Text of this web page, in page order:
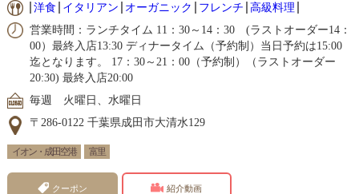
洋食 イタリアン オーガニック フレンチ 高級料理
営業時間：ランチタイム 11：30～14：30 (ラストオーダー14：
00）最終入店13:30 ディナータイム（予約制）当日予約は15:00
迄となります。 17：30～21：00（予約制）（ラストオーダー
20:30) 最終入店20:00
毎週 火曜日、水曜日
〒286-0122 千葉県成田市大清水129
イオン・成田空港 富里
クーポン 紹介動画